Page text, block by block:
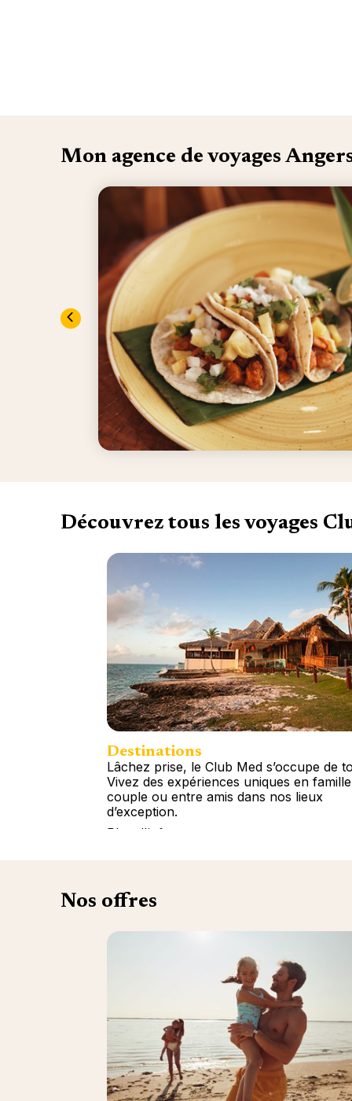
Mon agence de voyages
Découvrez tous les voyages
Destinations
Lâchez prise, le Club Med s’occupe de
Vivez des expériences uniques en
couple ou entre amis dans nos lieux
d’exception.
Plus d'info
Nos offres